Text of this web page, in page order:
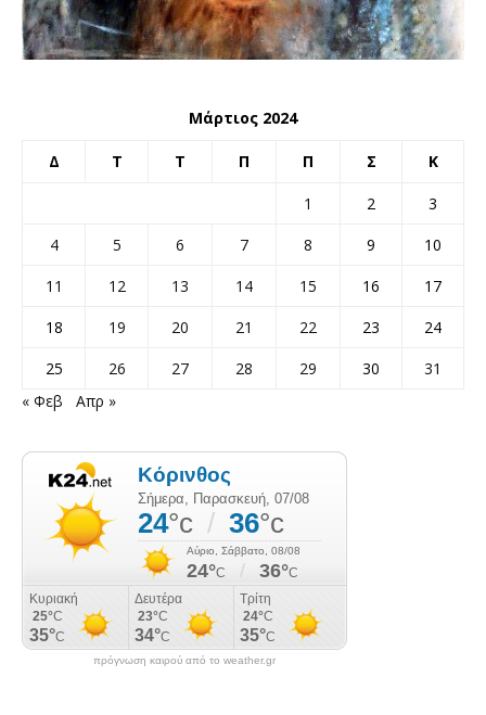
Μάρτιος 2024
Δ Τ Τ Π Π Σ Κ
1 2
3
4
5 6 7 8 9
10
11
12 13 14 15 16
17
18
19 20 21 22 23
24
25
26 27 28 29 30
31
« Φεβ
Απρ »
πρόγνωση καιρού από το weather.gr